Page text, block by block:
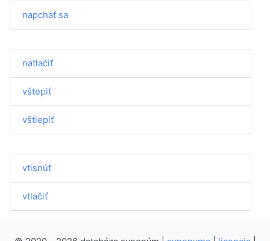
napchať sa
natlačiť
vštepiť
vštiepiť
vtisnúť
vtlačiť